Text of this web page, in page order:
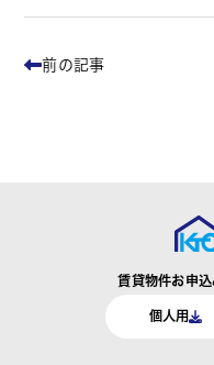
前の記事
賃貸物件お申
個人用